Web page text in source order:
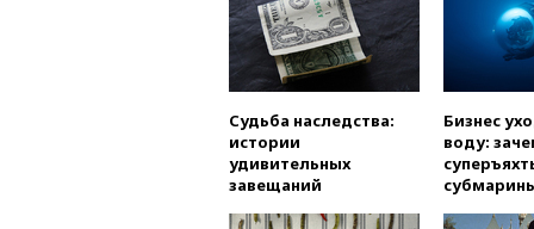
Судьба наследства:
истории
удивительных
завещаний
Бизнес
воду: